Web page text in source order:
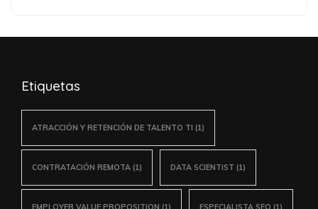
Etiquetas
ATRACCIÓN Y RETENCIÓN DE TALENTO TI (1)
CONTRATACIÓN REMOTA (1) DATA SCIENTIST (1)